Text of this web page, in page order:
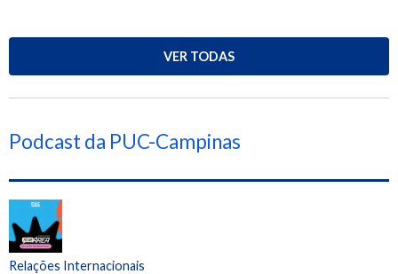
VER TODAS
Podcast da PUC-Campinas
Relações Internacionais